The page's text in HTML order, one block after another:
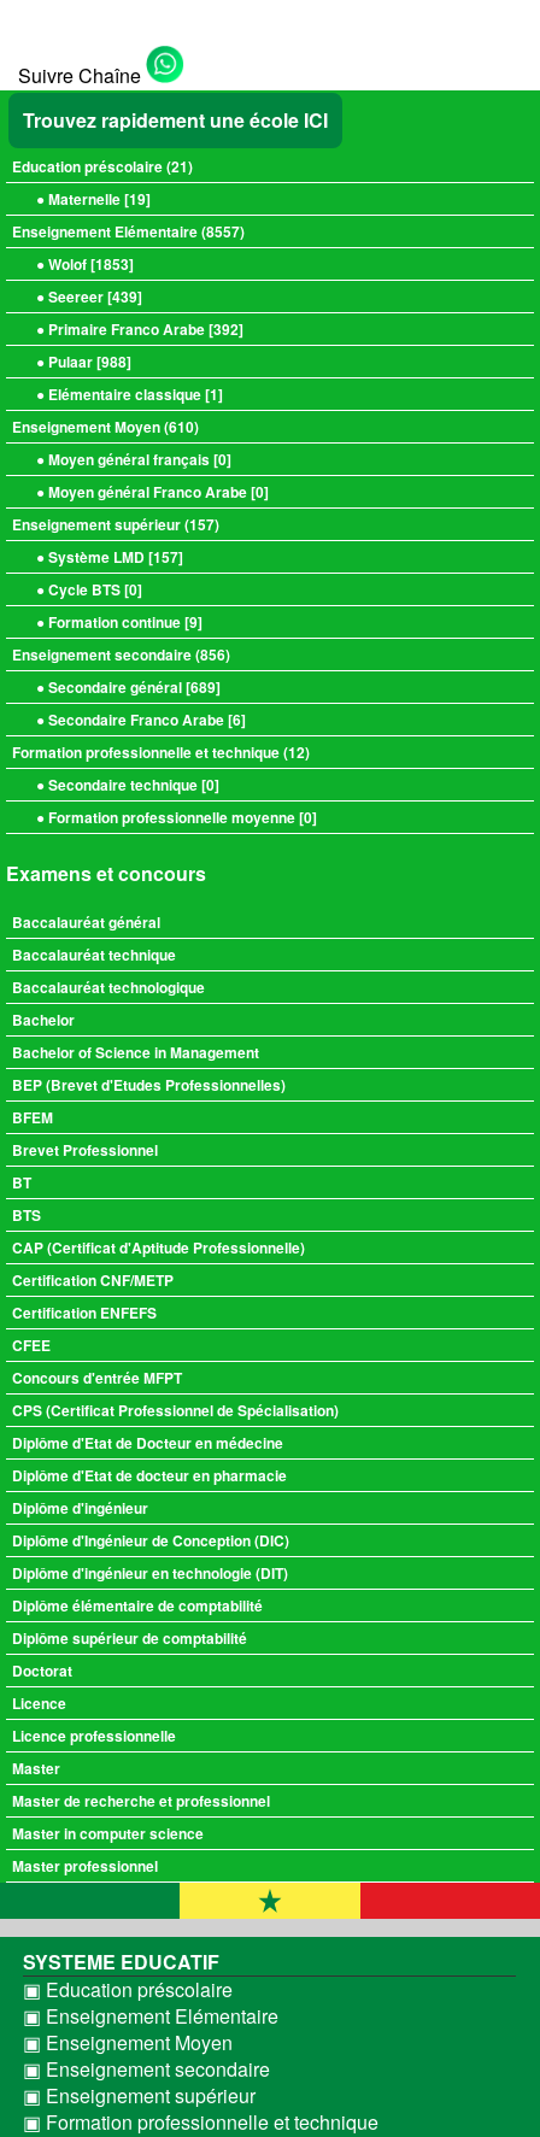
Suivre Chaîne
Trouvez rapidement une école ICI
Education préscolaire (21)
● Maternelle [19]
Enseignement Elémentaire (8557)
● Wolof [1853]
● Seereer [439]
● Primaire Franco Arabe [392]
● Pulaar [988]
● Elémentaire classique [1]
Enseignement Moyen (610)
● Moyen général français [0]
● Moyen général Franco Arabe [0]
Enseignement supérieur (157)
● Système LMD [157]
● Cycle BTS [0]
● Formation continue [9]
Enseignement secondaire (856)
● Secondaire général [689]
● Secondaire Franco Arabe [6]
Formation professionnelle et technique (12)
● Secondaire technique [0]
● Formation professionnelle moyenne [0]
Examens et concours
Baccalauréat général
Baccalauréat technique
Baccalauréat technologique
Bachelor
Bachelor of Science in Management
BEP (Brevet d'Etudes Professionnelles)
BFEM
Brevet Professionnel
BT
BTS
CAP (Certificat d'Aptitude Professionnelle)
Certification CNF/METP
Certification ENFEFS
CFEE
Concours d'entrée MFPT
CPS (Certificat Professionnel de Spécialisation)
Diplôme d'Etat de Docteur en médecine
Diplôme d'Etat de docteur en pharmacie
Diplôme d'ingénieur
Diplôme d'Ingénieur de Conception (DIC)
Diplôme d'ingénieur en technologie (DIT)
Diplôme élémentaire de comptabilité
Diplôme supérieur de comptabilité
Doctorat
Licence
Licence professionnelle
Master
Master de recherche et professionnel
Master in computer science
Master professionnel
SYSTEME EDUCATIF
▣ Education préscolaire
▣ Enseignement Elémentaire
▣ Enseignement Moyen
▣ Enseignement secondaire
▣ Enseignement supérieur
▣ Formation professionnelle et technique